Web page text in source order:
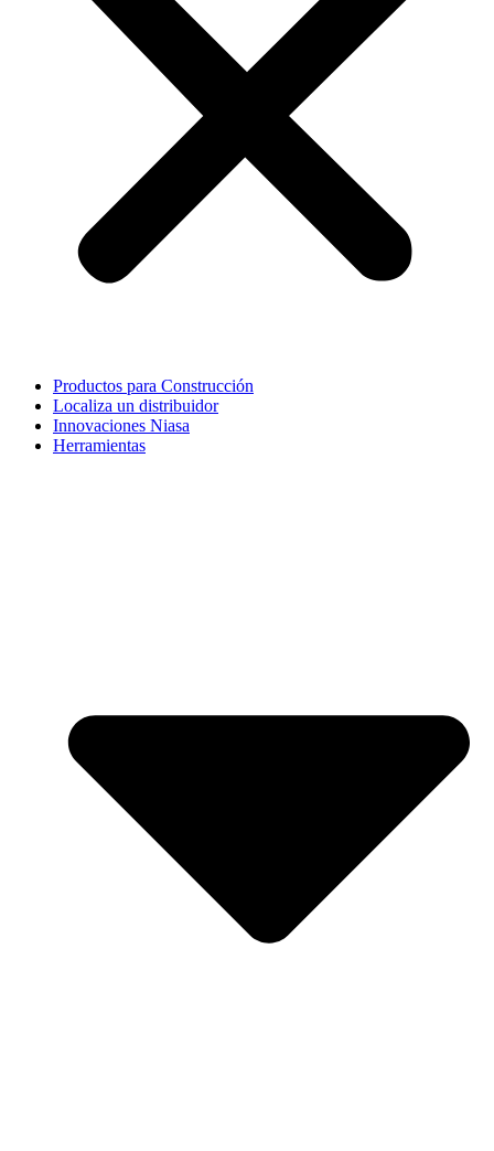
Productos para Construcción
Localiza un distribuidor
Innovaciones Niasa
Herramientas